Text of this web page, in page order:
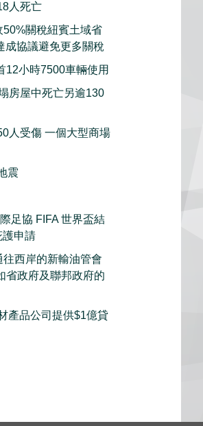
人死亡
關稅紐賓土域省
成協議避免更多關稅
12小時7500車輛使用
房屋中死亡另逾130
人受傷 一個大型商場
震
足協 FIFA 世界盃結
護申請
西岸的新輸油管會
省政府及聯邦政府的
產品公司提供$1億貸